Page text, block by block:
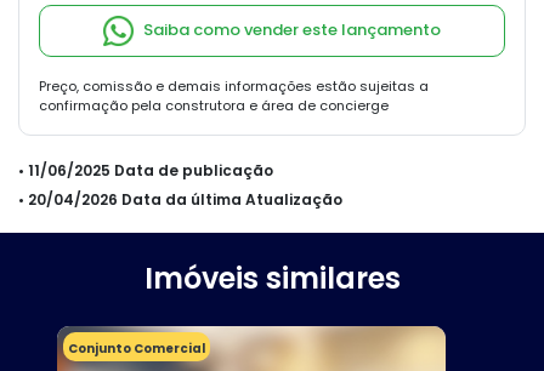
Saiba como vender este lançamento
Preço, comissão e demais informações estão sujeitas a
confirmação pela construtora e área de concierge
• 11/06/2025 Data de publicação
• 20/04/2026 Data da última Atualização
Imóveis similares
Conjunto Comercial